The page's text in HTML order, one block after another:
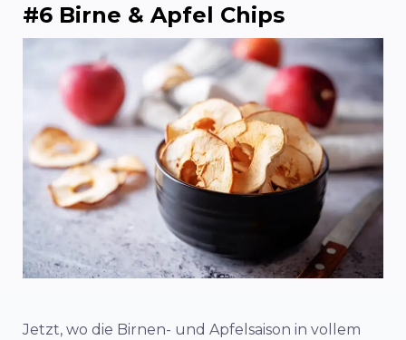
#6 Birne & Apfel Chips
Jetzt, wo die Birnen- und Apfelsaison in vollem